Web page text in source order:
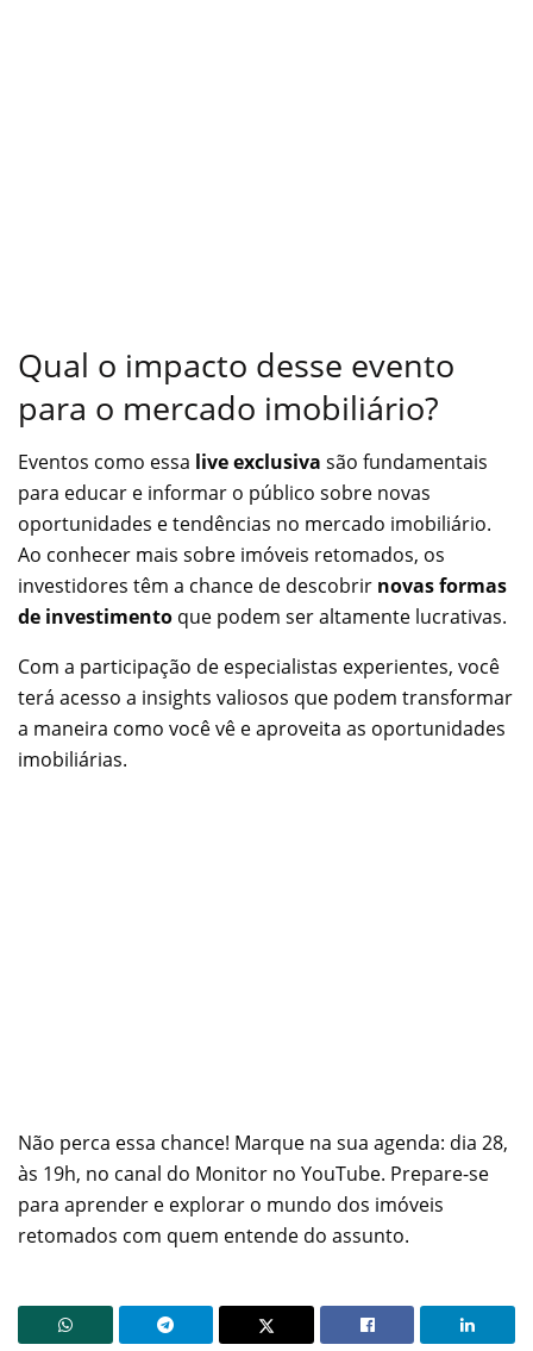
Qual o impacto desse evento
para o mercado imobiliário?
Eventos como essa live exclusiva são fundamentais
para educar e informar o público sobre novas
oportunidades e tendências no mercado imobiliário.
Ao conhecer mais sobre imóveis retomados, os
investidores têm a chance de descobrir novas formas
de investimento que podem ser altamente lucrativas.
Com a participação de especialistas experientes, você
terá acesso a insights valiosos que podem transformar
a maneira como você vê e aproveita as oportunidades
imobiliárias.
Não perca essa chance! Marque na sua agenda: dia 28,
às 19h, no canal do Monitor no YouTube. Prepare-se
para aprender e explorar o mundo dos imóveis
retomados com quem entende do assunto.